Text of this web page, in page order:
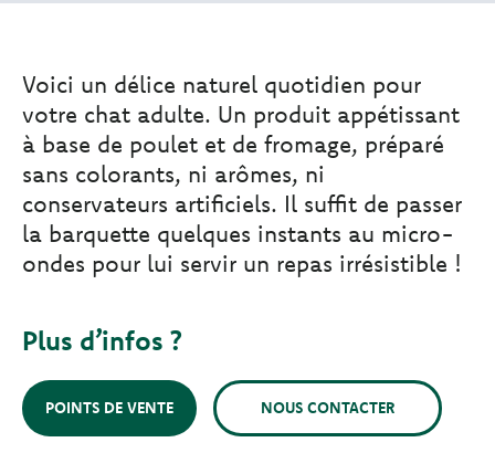
Voici un délice naturel quotidien pour
votre chat adulte. Un produit appétissant
à base de poulet et de fromage, préparé
sans colorants, ni arômes, ni
conservateurs artificiels. Il suffit de passer
la barquette quelques instants au micro-
ondes pour lui servir un repas irrésistible !
Plus d’infos ?
POINTS DE VENTE NOUS CONTACTER